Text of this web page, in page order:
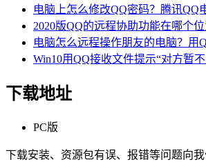
电脑上怎么修改QQ密码？腾讯QQ
2020版QQ的远程协助功能在哪个位
电脑怎么远程操作朋友的电脑？用
Win10用QQ接收文件提示“对方暂
下载地址
PC版
下载安装、资源包有误、报错等问题向我